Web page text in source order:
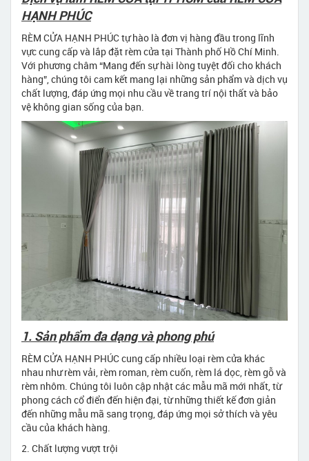
HẠNH PHÚC
RÈM CỬA HẠNH PHÚC tự hào là đơn vị hàng đầu trong lĩnh
vực cung cấp và lắp đặt rèm cửa tại Thành phố Hồ Chí Minh.
Với phương châm “Mang đến sự hài lòng tuyệt đối cho khách
hàng”, chúng tôi cam kết mang lại những sản phẩm và dịch vụ
chất lượng, đáp ứng mọi nhu cầu về trang trí nội thất và bảo
vệ không gian sống của bạn.
1. Sản phẩm đa dạng và phong phú
RÈM CỬA HẠNH PHÚC cung cấp nhiều loại rèm cửa khác
nhau như rèm vải, rèm roman, rèm cuốn, rèm lá dọc, rèm gỗ và
rèm nhôm. Chúng tôi luôn cập nhật các mẫu mã mới nhất, từ
phong cách cổ điển đến hiện đại, từ những thiết kế đơn giản
đến những mẫu mã sang trọng, đáp ứng mọi sở thích và yêu
cầu của khách hàng.
2. Chất lượng vượt trội